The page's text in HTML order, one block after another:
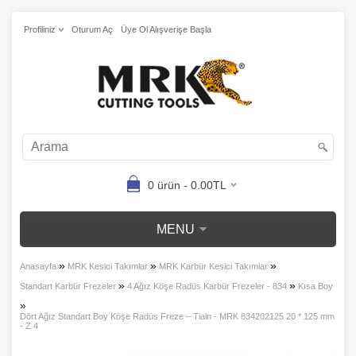
Profiliniz Oturum Aç Üye Ol Alışverişe Başla
0 ürün - 0.00TL
MENU
Anasayfa » MRK Kesici Takımlar » MRK Karbür Kesici Takımlar »
Standart Karbür Frezeler » 4 Ağız Köşe Radüs Karbür Frezeler - 834 » Kısa Boy
»
Dört Ağız Standart Boy Köşe Radüs Freze – Tialn - MRK 834202125 20 * 125 mm
- Z 4